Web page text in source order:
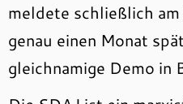
meldete schließlich
genau einen Monat
gleichnamige Demo in